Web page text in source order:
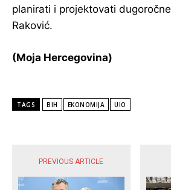
planirati i projektovati
Raković.
(Moja Hercegovina)
TAGS BIH EKONOMIJA UIO
PREVIOUS ARTICLE